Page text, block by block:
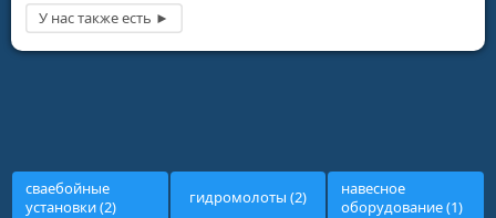
сваебойные
установки (2)
гидромолоты (2)
навесное
оборудование (1)